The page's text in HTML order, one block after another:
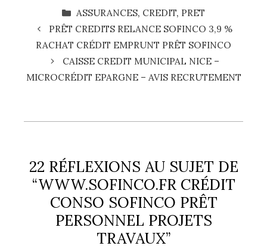
CATÉGORIES
ASSURANCES, CREDIT, PRET
PRÊT CREDITS RELANCE SOFINCO 3,9 %
RACHAT CRÉDIT EMPRUNT PRÊT SOFINCO
CAISSE CREDIT MUNICIPAL NICE –
MICROCRÉDIT EPARGNE – AVIS RECRUTEMENT
22 RÉFLEXIONS AU SUJET DE
“WWW.SOFINCO.FR CRÉDIT
CONSO SOFINCO PRÊT
PERSONNEL PROJETS
TRAVAUX”